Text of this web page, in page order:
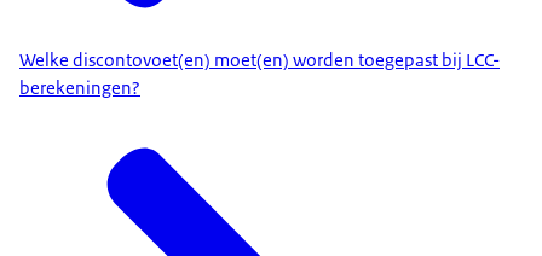
Welke discontovoet(en) moet(en) worden toegepast bij LCC-
berekeningen?